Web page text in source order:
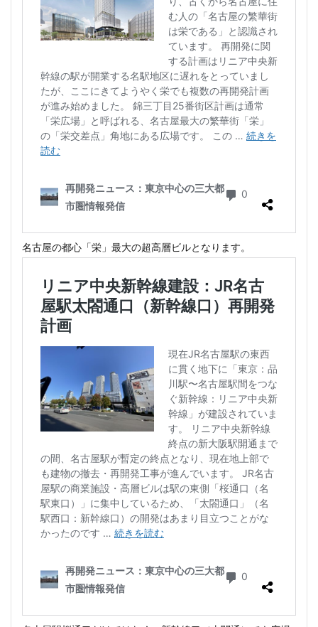
名古屋の都心「栄」最大の超高層ビルとなります。